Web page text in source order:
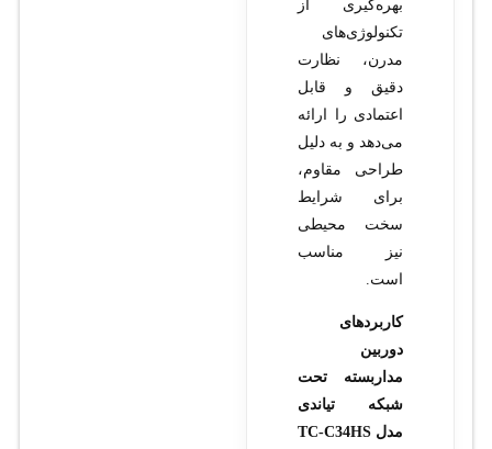
بهره‌گیری از
تکنولوژی‌های
مدرن، نظارت
دقیق و قابل
اعتمادی را ارائه
می‌دهد و به دلیل
طراحی مقاوم،
برای شرایط
سخت محیطی
نیز مناسب
است.
کاربردهای
دوربین
مداربسته تحت
شبکه تیاندی
مدل TC-C34HS